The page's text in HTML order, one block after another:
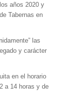
años 2020 y
Tabernas en
las
y carácter
en el horario
a 14 horas y de